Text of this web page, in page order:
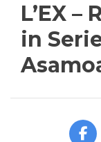
L’EX
in